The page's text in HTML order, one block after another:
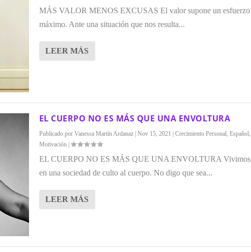
MÁS VALOR MENOS EXCUSAS El valor supone un esfuerzo
máximo. Ante una situación que nos resulta...
LEER MÁS
EL CUERPO NO ES MÁS QUE UNA ENVOLTURA
Publicado por Vanessa Martín Ardanaz| Nov 15, 2021 Crecimiento Personal, Español,
Motivación|
EL CUERPO NO ES MÁS QUE UNA ENVOLTURA Vivimos
en una sociedad de culto al cuerpo. No digo que sea...
LEER MÁS